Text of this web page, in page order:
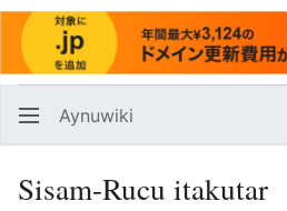
Aynuwiki
Sisam-Rucu itakutar